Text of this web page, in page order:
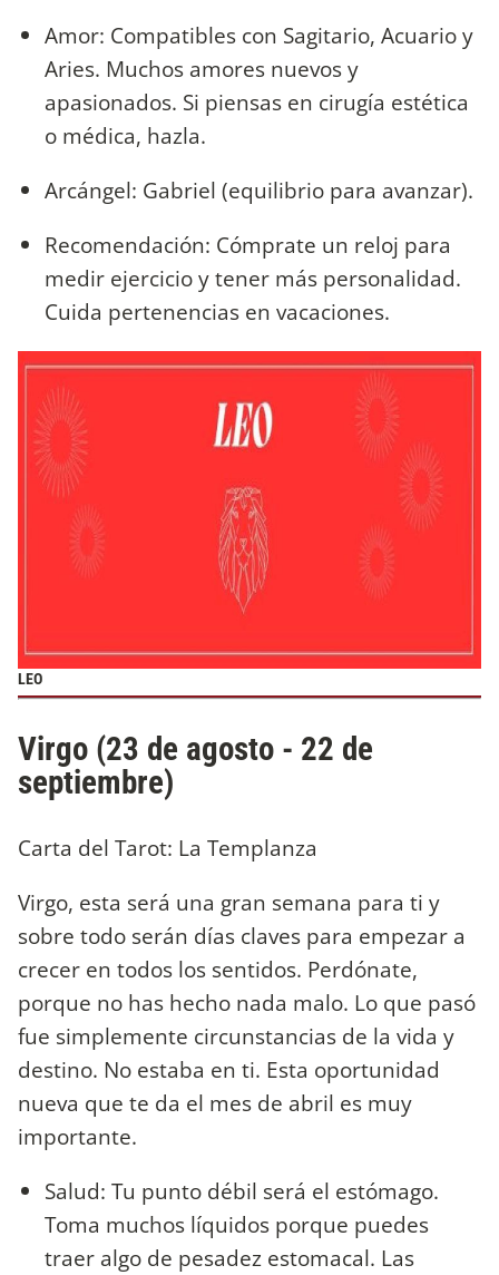
Amor: Compatibles con Sagitario, Acuario y
Aries. Muchos amores nuevos y
apasionados. Si piensas en cirugía estética
o médica, hazla.
Arcángel: Gabriel (equilibrio para avanzar).
Recomendación: Cómprate un reloj para
medir ejercicio y tener más personalidad.
Cuida pertenencias en vacaciones.
LEO
Virgo (23 de agosto - 22 de
septiembre)
Carta del Tarot: La Templanza
Virgo, esta será una gran semana para ti y
sobre todo serán días claves para empezar a
crecer en todos los sentidos. Perdónate,
porque no has hecho nada malo. Lo que pasó
fue simplemente circunstancias de la vida y
destino. No estaba en ti. Esta oportunidad
nueva que te da el mes de abril es muy
importante.
Salud: Tu punto débil será el estómago.
Toma muchos líquidos porque puedes
traer algo de pesadez estomacal. Las